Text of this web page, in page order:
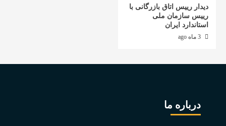
دیدار رییس اتاق بازرگانی با
رییس سازمان ملی
استاندارد ایران
درباره ما